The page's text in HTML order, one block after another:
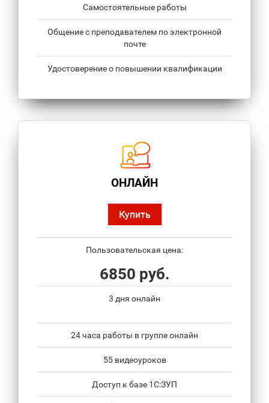
Самостоятельные работы
Общение с преподавателем по электронной
почте
Удостоверение о повышении квалификации
ОНЛАЙН
Купить
Пользовательская цена:
6850 руб.
3 дня онлайн
24 часа работы в группе онлайн
55 видеоуроков
Доступ к базе 1С:ЗУП